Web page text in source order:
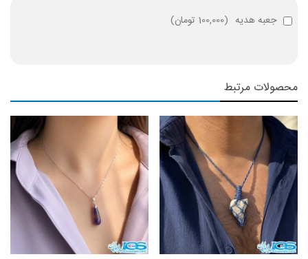
جعبه هدیه (100,000 تومان )
محصولات مرتبط